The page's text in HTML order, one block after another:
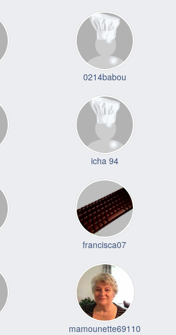
0214babou
icha 94
francisca07
mamounette69110